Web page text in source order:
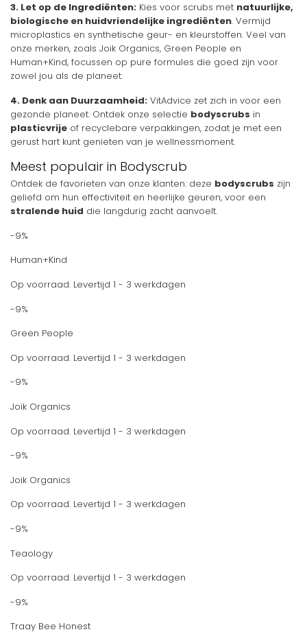
3. Let op de Ingrediënten: Kies voor scrubs met natuurlijke,
biologische en huidvriendelijke ingrediënten. Vermijd
microplastics en synthetische geur- en kleurstoffen. Veel van
onze merken, zoals Joik Organics, Green People en
Human+Kind, focussen op pure formules die goed zijn voor
zowel jou als de planeet.
4. Denk aan Duurzaamheid: VitAdvice zet zich in voor een
gezonde planeet. Ontdek onze selectie bodyscrubs in
plasticvrije of recyclebare verpakkingen, zodat je met een
gerust hart kunt genieten van je wellnessmoment.
Meest populair in Bodyscrub
Ontdek de favorieten van onze klanten: deze bodyscrubs zijn
geliefd om hun effectiviteit en heerlijke geuren, voor een
stralende huid die langdurig zacht aanvoelt.
-9%
Human+Kind
Op voorraad. Levertijd 1 - 3 werkdagen
-9%
Green People
Op voorraad. Levertijd 1 - 3 werkdagen
-9%
Joik Organics
Op voorraad. Levertijd 1 - 3 werkdagen
-9%
Joik Organics
Op voorraad. Levertijd 1 - 3 werkdagen
-9%
Teaology
Op voorraad. Levertijd 1 - 3 werkdagen
-9%
Traay Bee Honest